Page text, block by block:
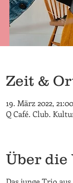
Zeit &
19. März 2022, 21:00
Q Café. Club.
Über die